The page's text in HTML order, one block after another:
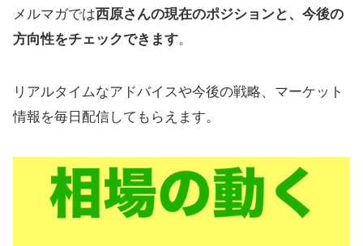
メルマガでは西原さんの現在のポジションと、今後の
方向性をチェックできます。
リアルタイムなアドバイスや今後の戦略、マーケット
情報を毎日配信してもらえます。